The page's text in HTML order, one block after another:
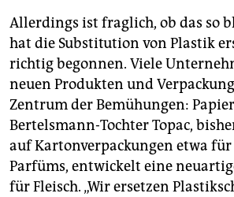
Allerdings ist fraglich, ob das so
hat die Substitution von Plastik
richtig begonnen. Viele
neuen Produkten und
Zentrum der Bemühungen:
Bertelsmann-Tochter Topac,
auf Kartonverpackungen etwa für
Parfüms, entwickelt eine
für Fleisch. „Wir ersetzen